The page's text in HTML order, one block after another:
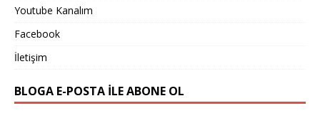
Youtube Kanalım
Facebook
İletişim
BLOGA E-POSTA ILE ABONE OL